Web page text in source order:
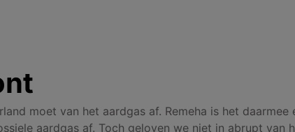
moet van het aardgas af. Remeha is het daarmee
aardgas af. Toch geloven we niet in abrupt van